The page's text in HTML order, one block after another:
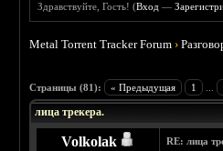
Здравствуйте, Гость! (Вход —
Metal Torrent Tracker Forum ›
Страницы (81): « Предыдущая 1
лица трекера.
Volkolak RE: лица